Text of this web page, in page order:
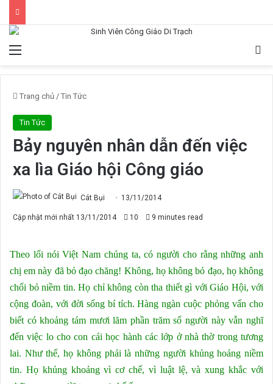
Menu
Trang chủ / Tin Tức
Tin Tức
Bảy nguyên nhân dẫn đến việc
xa lìa Giáo hội Công giáo
Cát Bụi 13/11/2014
Cập nhật mới nhất 13/11/2014 10 9 minutes read
Theo lối nói Việt Nam chúng ta, có người cho rằng những anh
chị em này đã bỏ đạo chăng! Không, họ không bỏ đạo, họ không
chối bỏ niềm tin. Họ chỉ không còn tha thiết gì với Giáo Hội, với
cộng đoàn, với đời sống bí tích. Hàng ngàn cuộc phỏng vấn cho
biết có khoảng tám mươi lăm phần trăm số người này vẫn nghĩ
đến việc lo cho con cái học hành các lớp ở nhà thờ trong tương
lai. Như thế, họ không phải là những người khủng hoảng niềm
tin. Họ khủng khoảng vì cơ chế, vì luật lệ, và xung khắc với